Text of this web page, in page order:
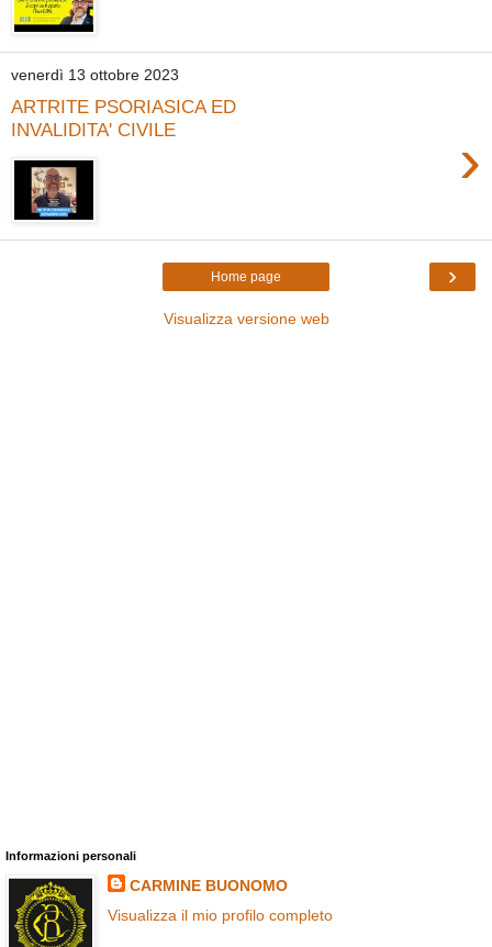
venerdì 13 ottobre 2023
ARTRITE PSORIASICA ED
INVALIDITA' CIVILE
›
›
Home page
Visualizza versione web
Informazioni personali
CARMINE BUONOMO
Visualizza il mio profilo completo